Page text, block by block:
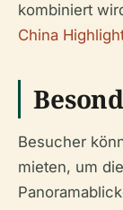
kombiniert
China
Besucher
mieten, um